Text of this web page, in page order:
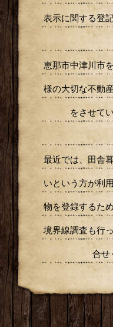
恵那市中津川市
様の大切な不動
をさせて
最近では、田舎
いという方が利
物を登録するた
境界線調査も行
合せ